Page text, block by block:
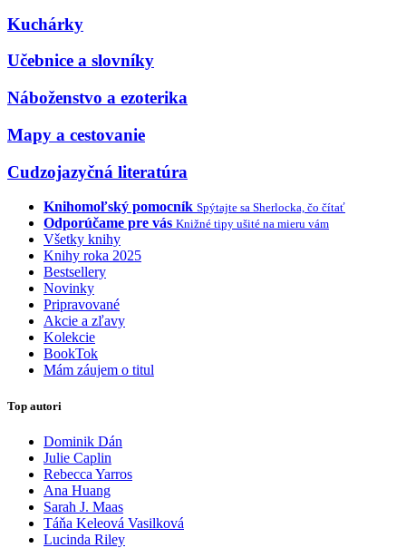
Kuchárky
Učebnice a slovníky
Náboženstvo a ezoterika
Mapy a cestovanie
Cudzojazyčná literatúra
Knihomoľský pomocník Spýtajte sa Sherlocka, čo čítať
Odporúčame pre vás Knižné tipy ušité na mieru vám
Všetky knihy
Knihy roka 2025
Bestsellery
Novinky
Pripravované
Akcie a zľavy
Kolekcie
BookTok
Mám záujem o titul
Top autori
Dominik Dán
Julie Caplin
Rebecca Yarros
Ana Huang
Sarah J. Maas
Táňa Keleová Vasilková
Lucinda Riley